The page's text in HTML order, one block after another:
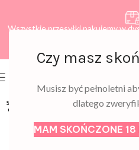
Czy masz
Musisz być pełnoletni
dlatego
MAM SKOŃCZONE 18
Wszystkie przesyłki pakujemy w
SOLD
OUT